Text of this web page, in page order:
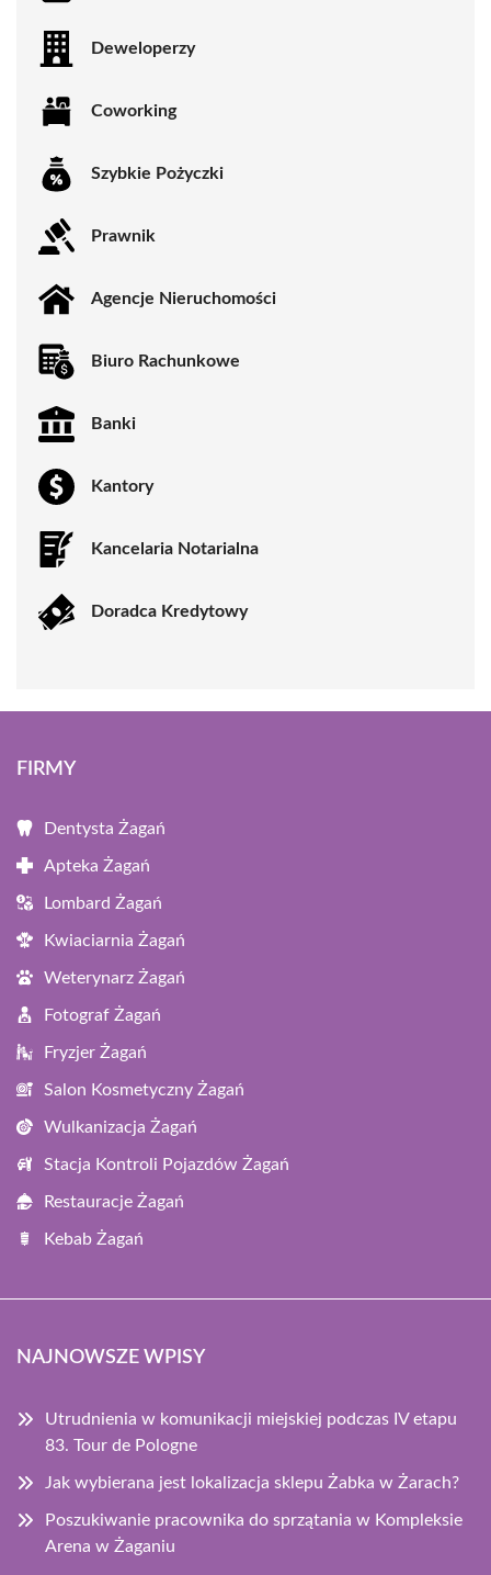
Deweloperzy
Coworking
Szybkie Pożyczki
Prawnik
Agencje Nieruchomości
Biuro Rachunkowe
Banki
Kantory
Kancelaria Notarialna
Doradca Kredytowy
FIRMY
Dentysta Żagań
Apteka Żagań
Lombard Żagań
Kwiaciarnia Żagań
Weterynarz Żagań
Fotograf Żagań
Fryzjer Żagań
Salon Kosmetyczny Żagań
Wulkanizacja Żagań
Stacja Kontroli Pojazdów Żagań
Restauracje Żagań
Kebab Żagań
NAJNOWSZE WPISY
Utrudnienia w komunikacji miejskiej podczas IV etapu
83. Tour de Pologne
Jak wybierana jest lokalizacja sklepu Żabka w Żarach?
Poszukiwanie pracownika do sprzątania w Kompleksie
Arena w Żaganiu